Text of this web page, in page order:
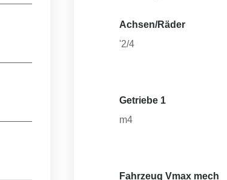
Achsen/Räder
'2/4
Getriebe 1
m4
Fahrzeug Vmax mech